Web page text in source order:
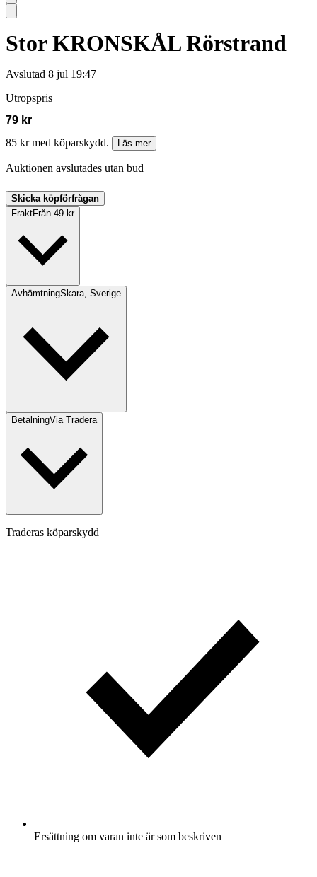
Stor KRONSKÅL Rörstrand
Avslutad 8 jul 19:47
Utropspris
79 kr
85 kr med köparskydd.
Läs mer
Auktionen avslutades utan bud
Skicka köpförfrågan
FraktFrån 49 kr
AvhämtningSkara, Sverige
BetalningVia Tradera
Traderas köparskydd
Ersättning om varan inte är som beskriven